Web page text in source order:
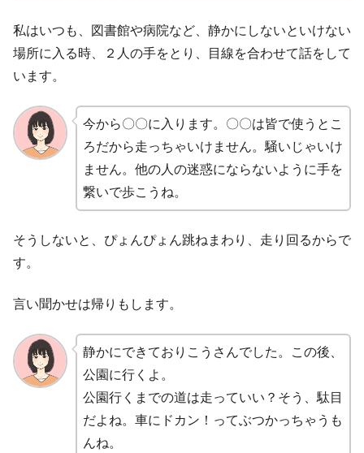
私はいつも、図書館や病院など、静かにしないといけない
場所に入る時、２人の手をとり、目線を合わせて話をして
います。
今から〇〇に入ります。〇〇は皆で使うとこ
ろだから走っちゃいけません。騒いじゃいけ
ません。他の人の迷惑にならないように手を
繋いで歩こうね。
そうしないと、ぴょんぴょん跳ねまわり、走り回るからで
す。
言い聞かせは帰りもします。
静かにできておりこうさんでした。この後、
公園に行くよ。
公園行くまでの道は走っていい？そう、駄目
だよね。車にドカン！ってぶつかっちゃうも
んね。